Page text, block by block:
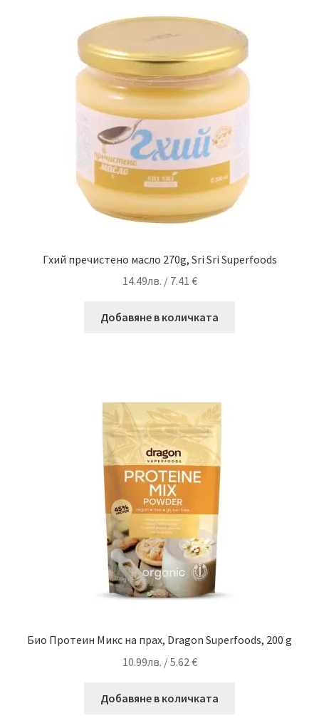
Гхий пречистено масло 270g, Sri Sri Superfoods
14.49лв. / 7.41 €
Добавяне в количката
Био Протеин Микс на прах, Dragon Superfoods, 200 g
10.99лв. / 5.62 €
Добавяне в количката